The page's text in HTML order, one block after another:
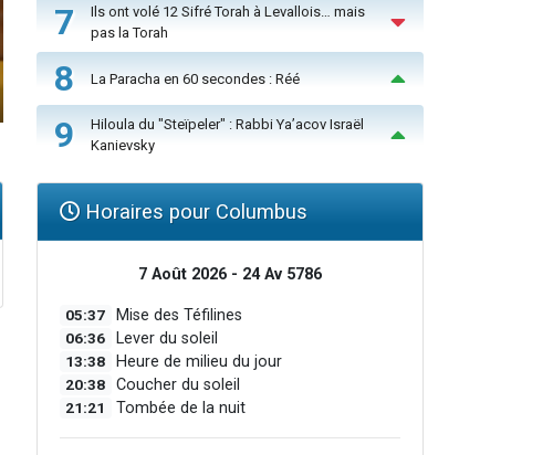
7
Ils ont volé 12 Sifré Torah à Levallois… mais
pas la Torah
8 La Paracha en 60 secondes : Réé
9
Hiloula du "Steïpeler" : Rabbi Ya’acov Israël
Kanievsky
Horaires pour Columbus
7 Août 2026 - 24 Av 5786
05:37 Mise des Téfilines
06:36 Lever du soleil
13:38 Heure de milieu du jour
20:38 Coucher du soleil
21:21 Tombée de la nuit